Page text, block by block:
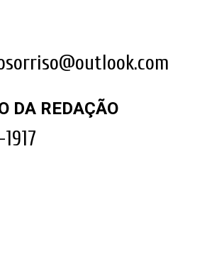
DA REDAÇÃO